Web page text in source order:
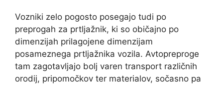
Vozniki zelo pogosto posegajo tudi po
preprogah za prtljažnik, ki so običajno po
dimenzijah prilagojene dimenzijam
posameznega prtljažnika vozila. Avtopreproge
tam zagotavljajo bolj varen transport različnih
orodij, pripomočkov ter materialov, sočasno pa